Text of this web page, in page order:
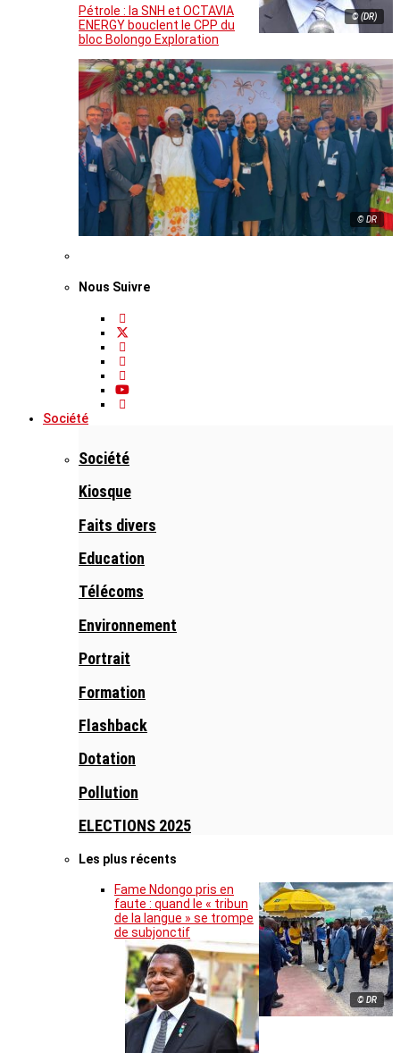
© (DR)
Pétrole : la SNH et OCTAVIA
ENERGY bouclent le CPP du
bloc Bolongo Exploration
© DR
Nous Suivre
Société
Société
Kiosque
Faits divers
Education
Télécoms
Environnement
Portrait
Formation
Flashback
Dotation
Pollution
ELECTIONS 2025
Les plus récents
© DR
Fame Ndongo pris en
faute : quand le « tribun
de la langue » se trompe
de subjonctif